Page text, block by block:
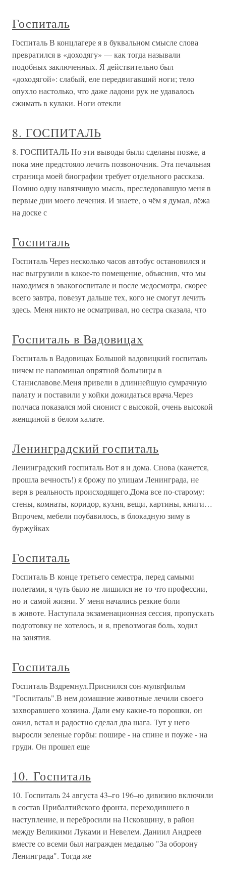
Госпиталь
Госпиталь В концлагере я в буквальном смысле слова
превратился в «доходягу» — как тогда называли
подобных заключенных. Я действительно был
«доходягой»: слабый, еле передвигавший ноги; тело
опухло настолько, что даже ладони рук не удавалось
сжимать в кулаки. Ноги отекли
8. ГОСПИТАЛЬ
8. ГОСПИТАЛЬ Но эти выводы были сделаны позже, а
пока мне предстояло лечить позвоночник. Эта печальная
страница моей биографии требует отдельного рассказа.
Помню одну навязчивую мысль, преследовавшую меня в
первые дни моего лечения. И знаете, о чём я думал, лёжа
на доске с
Госпиталь
Госпиталь Через несколько часов автобус остановился и
нас выгрузили в какое-то помещение, объяснив, что мы
находимся в эвакогоспитале и после медосмотра, скорее
всего завтра, повезут дальше тех, кого не смогут лечить
здесь. Меня никто не осматривал, но сестра сказала, что
Госпиталь в Вадовицах
Госпиталь в Вадовицах Большой вадовицкий госпиталь
ничем не напоминал опрятной больницы в
Станиславове.Меня привели в длиннейшую сумрачную
палату и поставили у койки дожидаться врача.Через
полчаса показался мой сионист с высокой, очень высокой
женщиной в белом халате.
Ленинградский госпиталь
Ленинградский госпиталь Вот я и дома. Снова (кажется,
прошла вечность!) я брожу по улицам Ленинграда, не
веря в реальность происходящего.Дома все по-старому:
стены, комнаты, коридор, кухня, вещи, картины, книги…
Впрочем, мебели поубавилось, в блокадную зиму в
буржуйках
Госпиталь
Госпиталь В конце третьего семестра, перед самыми
полетами, я чуть было не лишился не то что профессии,
но и самой жизни. У меня начались резкие боли
в животе. Наступала экзаменационная сессия, пропускать
подготовку не хотелось, и я, превозмогая боль, ходил
на занятия.
Госпиталь
Госпиталь Вздремнул.Приснился сон-мультфильм
"Госпиталь".В нем домашние животные лечили своего
захворавшего хозяина. Дали ему какие-то порошки, он
ожил, встал и радостно сделал два шага. Тут у него
выросли зеленые горбы: пошире - на спине и поуже - на
груди. Он прошел еще
10. Госпиталь
10. Госпиталь 24 августа 43–го 196–ю дивизию включили
в состав Прибалтийского фронта, переходившего в
наступление, и перебросили на Псковщину, в район
между Великими Луками и Невелем. Даниил Андреев
вместе со всеми был награжден медалью "За оборону
Ленинграда". Тогда же